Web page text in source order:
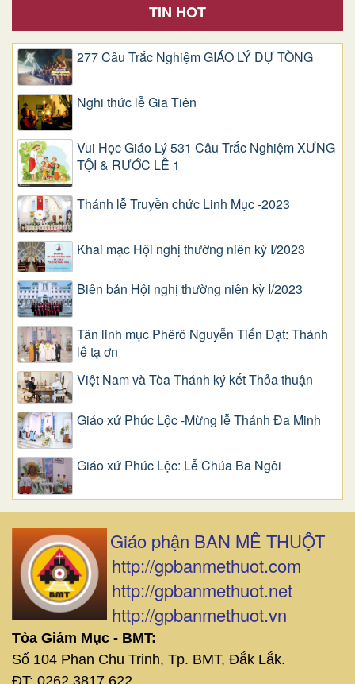
TIN HOT
277 Câu Trắc Nghiệm GIÁO LÝ DỰ TÒNG
Nghi thức lễ Gia Tiên
Vui Học Giáo Lý 531 Câu Trắc Nghiệm XƯNG
TỘI & RƯỚC LỄ 1
Thánh lễ Truyền chức Linh Mục -2023
Khai mạc Hội nghị thường niên kỳ I/2023
Biên bản Hội nghị thường niên kỳ I/2023
Tân linh mục Phêrô Nguyễn Tiến Đạt: Thánh
lễ tạ ơn
Việt Nam và Tòa Thánh ký kết Thỏa thuận
Giáo xứ Phúc Lộc -Mừng lễ Thánh Đa Minh
Giáo xứ Phúc Lộc: Lễ Chúa Ba Ngôi
Giáo phận BAN MÊ THUỘT
http://gpbanmethuot.com
http://gpbanmethuot.net
http://gpbanmethuot.vn
Tòa Giám Mục - BMT:
Số 104 Phan Chu Trinh, Tp. BMT, Đắk Lắk.
ĐT: 0262 3817 622